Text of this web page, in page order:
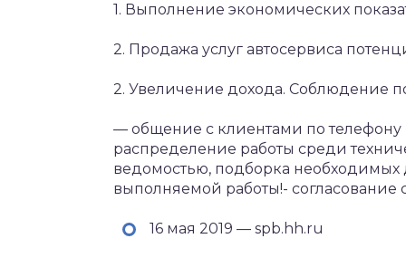
1. Выполнение экономических
2. Продажа услуг автосервиса
2. Увеличение дохода. Соблюдение
— общение с клиентами по телефону
распределение работы среди
ведомостью, подборка необходимых
выполняемой работы!- согласование
16 мая 2019 — spb.hh.ru